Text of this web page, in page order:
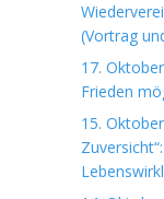
(Vortrag
17.
Frieden
15.